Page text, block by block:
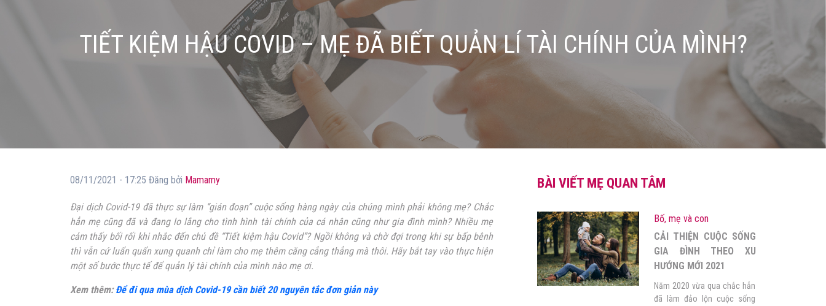
TIẾT KIỆM HẬU COVID – MẸ ĐÃ BIẾT QUẢN LÍ TÀI CHÍNH CỦA MÌNH?
08/11/2021 - 17:25 Đăng bởi Mamamy
Đại dịch Covid-19 đã thực sự làm “gián đoạn” cuộc sống hàng ngày của chúng mình phải không mẹ? Chắc
hẳn mẹ cũng đã và đang lo lắng cho tình hình tài chính của cá nhân cũng như gia đình mình? Nhiều mẹ
cảm thấy bối rối khi nhắc đến chủ đề “Tiết kiệm hậu Covid”? Ngồi không và chờ đợi trong khi sự bấp bênh
thì vẫn cứ luẩn quẩn xung quanh chỉ làm cho mẹ thêm căng cẳng thẳng mà thôi. Hãy bắt tay vào thực hiện
một số bước thực tế để quản lý tài chính của mình nào mẹ ơi.
Xem thêm:Để đi qua mùa dịch Covid-19 cần biết 20 nguyên tắc đơn giản này
BÀI VIẾT MẸ QUAN TÂM
Bố, mẹ và con
CẢI THIỆN CUỘC SỐNG
GIA ĐÌNH THEO XU
HƯỚNG MỚI 2021
Năm 2020 vừa qua chắc hẳn
đã làm đảo lộn cuộc sống